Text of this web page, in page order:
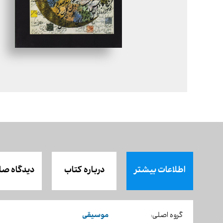
اطلاعات بیشتر درباره کتاب دیدگاه
گروه اصلی: موسیقی